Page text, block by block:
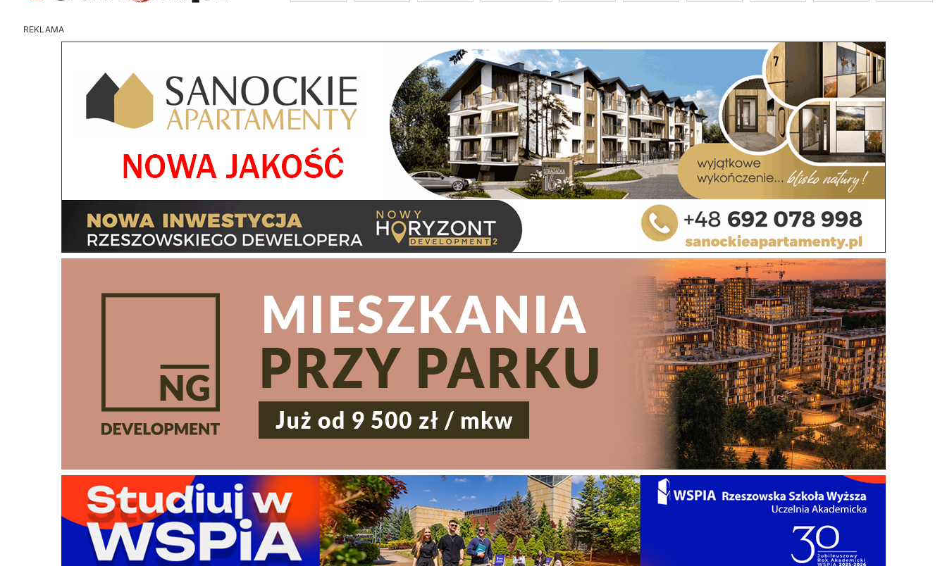
REKLAMA